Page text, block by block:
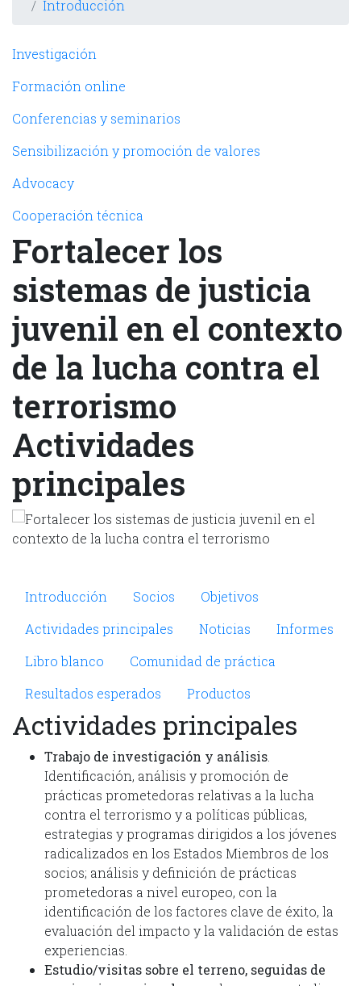
Introducción
Fortalecer los
sistemas de justicia
juvenil en el contexto
de la lucha contra el
terrorismo
Actividades
principales
Microsite Strengthening
Introducción Socios
Objetivos
Actividades principales
Noticias
Informes
Libro blanco
Comunidad de práctica
Resultados esperados
Productos
Actividades principales
Trabajo de investigación y análisis
Identificación, análisis y promoción de
prácticas prometedoras relativas a la lucha
contra el terrorismo y a políticas públicas,
estrategias y programas dirigidos a los jóvenes
radicalizados en los Estados Miembros de los
socios; análisis y definición de prácticas
prometedoras a nivel europeo, con la
identificación de los factores clave de éxito, la
evaluación del impacto y la validación de estas
experiencias.
Estudio/visitas sobre el terreno, seguidas de
Navegación principal
Investigación
Formación online
Conferencias y seminarios
Sensibilización y promoción de valores
Advocacy
Cooperación técnica